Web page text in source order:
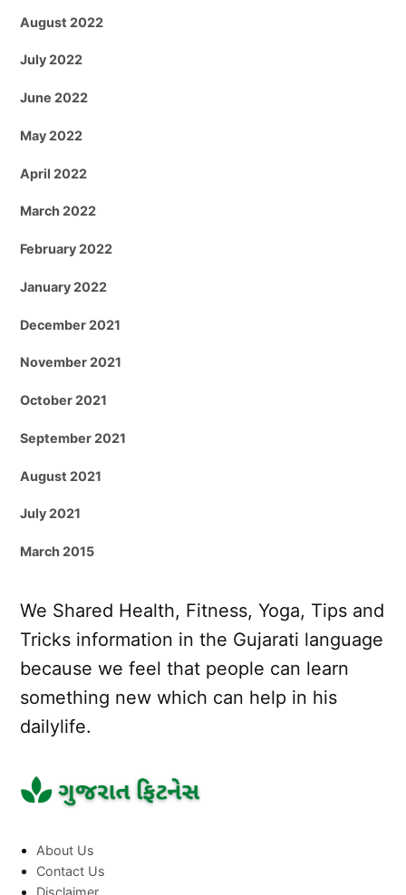
August 2022
July 2022
June 2022
May 2022
April 2022
March 2022
February 2022
January 2022
December 2021
November 2021
October 2021
September 2021
August 2021
July 2021
March 2015
We Shared Health, Fitness, Yoga, Tips and
Tricks information in the Gujarati language
because we feel that people can learn
something new which can help in his
dailylife.
About Us
Contact Us
Disclaimer